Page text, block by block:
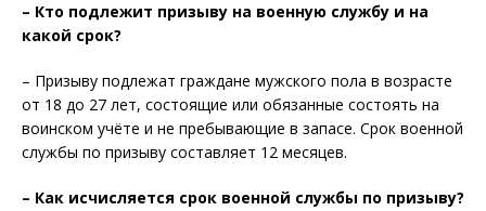
– Кто подлежит призыву на военную службу и на
какой срок?
– Призыву подлежат граждане мужского пола в возрасте
от 18 до 27 лет, состоящие или обязанные состоять на
воинском учёте и не пребывающие в запасе. Срок военной
службы по призыву составляет 12 месяцев.
– Как исчисляется срок военной службы по призыву?